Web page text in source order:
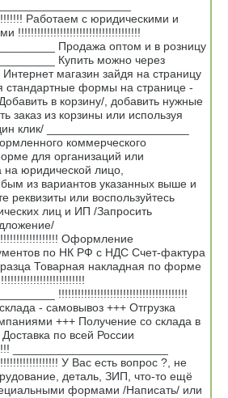
Работаем с юридическими и
!!!!!!!!!!!!!!!!!!!!!!!!!!!!!!!!!!!!!!
Продажа оптом и в розницу
Купить можно через
магазин зайдя на страницу
стандартные формы на странице -
в корзину/, добавить нужные
заказ из корзины или используя
клик/ ______________________
коммерческого
для организаций или
юридической лицо,
из вариантов указанных выше и
реквизиты или воспользуйтесь
лиц и ИП /Запросить
Оформление
по НК РФ с НДС Счет-фактура
Товарная накладная по форме
!!!!!!!!!!!!!!!!!!!!!!!!!!!!!!!!!!!!!!!!
- самовывоз +++ Отгрузка
+++ Получение со склада в
по всей России
________________________
У Вас есть вопрос ?, не
деталь, ЗИП, что-то ещё
формами /Написать/ или